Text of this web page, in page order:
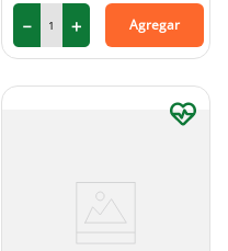
＋
－ Agregar